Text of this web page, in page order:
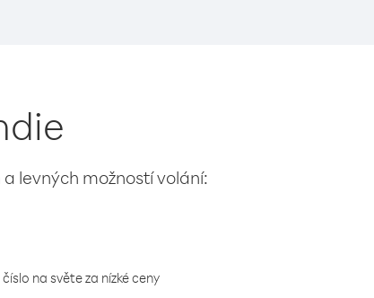
levných možností volání:
na světe za nízké ceny